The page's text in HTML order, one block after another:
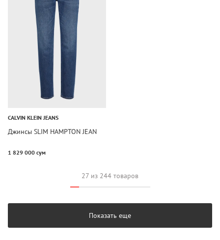
CALVIN KLEIN JEANS
Джинсы SLIM HAMPTON JEAN
1 829 000 сум
27 из 244 товаров
Показать еще